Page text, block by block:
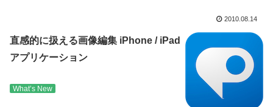
2010.08.14
直感的に扱える画像編集 iPhone / iPad
アプリケーション
What’s New